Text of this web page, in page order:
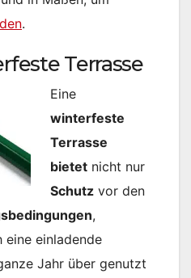
.
Terrasse
Eine
winterfeste
Terrasse
bietet nicht nur
Schutz vor den
,
eine einladende
Jahr über genutzt